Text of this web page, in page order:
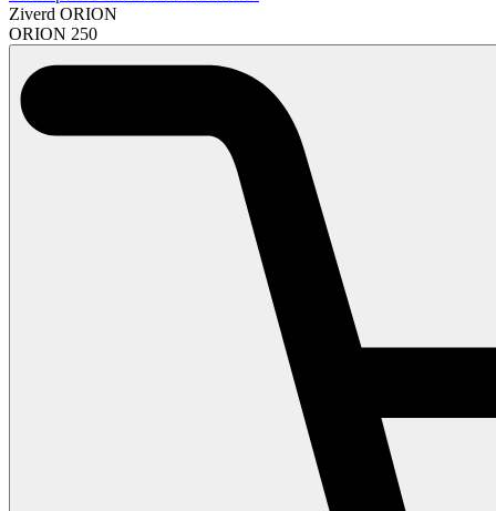
Ziverd ORION
ORION 250